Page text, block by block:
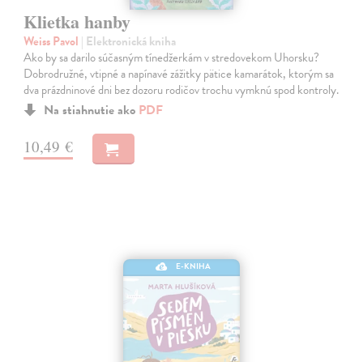
Klietka hanby
Weiss Pavol | Elektronická kniha
Ako by sa darilo súčasným tínedžerkám v stredovekom Uhorsku?
Dobrodružné, vtipné a napínavé zážitky pätice kamarátok, ktorým sa
dva prázdninové dni bez dozoru rodičov trochu vymknú spod kontroly.
Na stiahnutie ako PDF
10,49 €
E-KNIHA